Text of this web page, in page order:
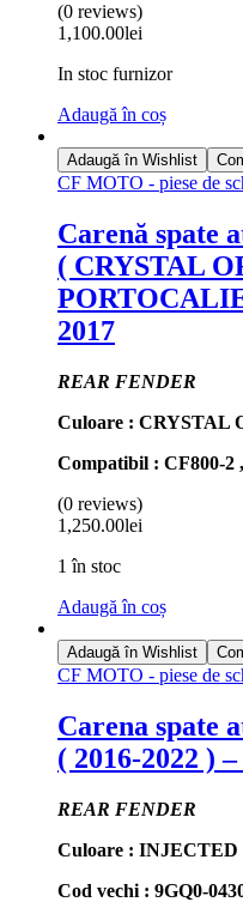
(0 reviews)
1,100.00lei
In stoc furnizor
Adaugă în coș
Adaugă în Wishlist
CF MOTO - piese de
Carenă spate
( CRYSTAL
2017
REAR FENDER
Culoare : CRYSTAL
Compatibil : CF800-2
(0 reviews)
1,250.00lei
1 în stoc
Adaugă în coș
Adaugă în Wishlist
CF MOTO - piese de
Carena spate
( 2016-2022 )
REAR FENDER
Culoare :
Cod vechi : 9GQ0-